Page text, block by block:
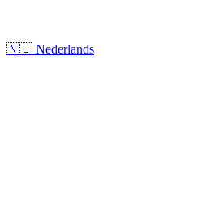
🇳🇱 Nederlands